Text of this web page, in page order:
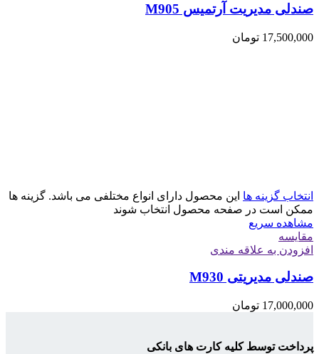
صندلی مدیریت آرتمیس M905
17,500,000 تومان
انتخاب گزینه ها این محصول دارای انواع مختلفی می باشد. گزینه ها
ممکن است در صفحه محصول انتخاب شوند
مشاهده سریع
مقایسه
افزودن به علاقه مندی
صندلی مدیریتی M930
17,000,000 تومان
پرداخت توسط کلیه کارت های بانکی